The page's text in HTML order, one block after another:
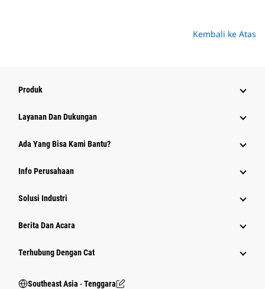
Kembali ke Atas
Produk
Layanan Dan Dukungan
Ada Yang Bisa Kami Bantu?
Info Perusahaan
Solusi Industri
Berita Dan Acara
Terhubung Dengan Cat
Southeast Asia ‧ Tenggara